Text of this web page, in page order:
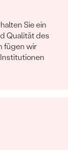
Sie ein
Qualität des
fügen wir